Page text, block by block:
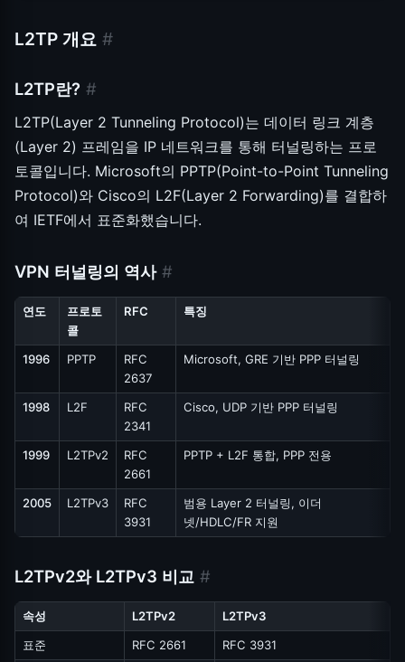
L2TP 개요 #
L2TP란? #
L2TP(Layer 2 Tunneling Protocol)는 데이터 링크 계층
(Layer 2) 프레임을 IP 네트워크를 통해 터널링하는 프로
토콜입니다. Microsoft의 PPTP(Point-to-Point Tunneling
Protocol)와 Cisco의 L2F(Layer 2 Forwarding)를 결합하
여 IETF에서 표준화했습니다.
VPN 터널링의 역사 #
연도
프로토
콜
RFC 특징
1996 PPTP
RFC
2637
Microsoft, GRE 기반 PPP 터널링
1998 L2F
RFC
2341
Cisco, UDP 기반 PPP 터널링
1999 L2TPv2
RFC
2661
PPTP + L2F 통합, PPP 전용
2005 L2TPv3
RFC
3931
범용 Layer 2 터널링, 이더
넷/HDLC/FR 지원
L2TPv2와 L2TPv3 비교 #
속성 L2TPv2
L2TPv3
표준
RFC 2661
RFC 3931